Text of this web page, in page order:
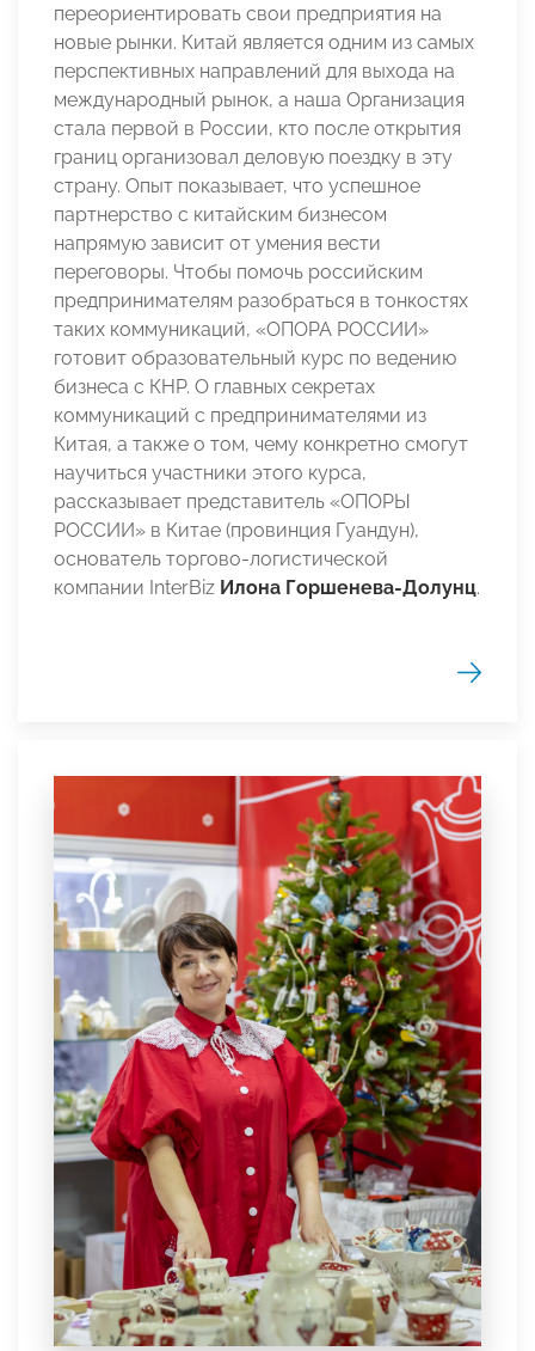
переориентировать свои предприятия на
новые рынки. Китай является одним из самых
перспективных направлений для выхода на
международный рынок, а наша Организация
стала первой в России, кто после открытия
границ организовал деловую поездку в эту
страну. Опыт показывает, что успешное
партнерство с китайским бизнесом
напрямую зависит от умения вести
переговоры. Чтобы помочь российским
предпринимателям разобраться в тонкостях
таких коммуникаций, «ОПОРА РОССИИ»
готовит образовательный курс по ведению
бизнеса с КНР. О главных секретах
коммуникаций с предпринимателями из
Китая, а также о том, чему конкретно смогут
научиться участники этого курса,
рассказывает представитель «ОПОРЫ
РОССИИ» в Китае (провинция Гуандун),
основатель торгово-логистической
компании InterBiz Илона Горшенева-Долунц.